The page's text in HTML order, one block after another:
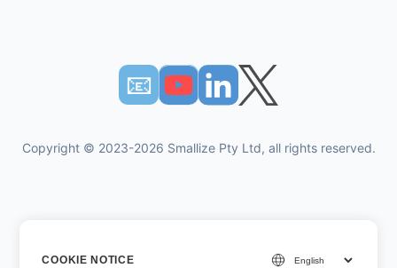
📧︎
Copyright © 2023-2026 Smallize Pty Ltd, all rights reserved.
개인 정보 정책
COOKIE NOTICE